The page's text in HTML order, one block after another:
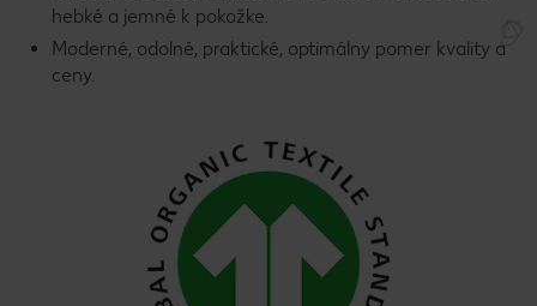
hebké a jemné k pokožke.
Moderné, odolné, praktické, optimálny pomer kvality a
ceny.